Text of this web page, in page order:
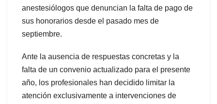
anestesiólogos que denuncian la falta de pago de
sus honorarios desde el pasado mes de
septiembre.
Ante la ausencia de respuestas concretas y la
falta de un convenio actualizado para el presente
año, los profesionales han decidido limitar la
atención exclusivamente a intervenciones de